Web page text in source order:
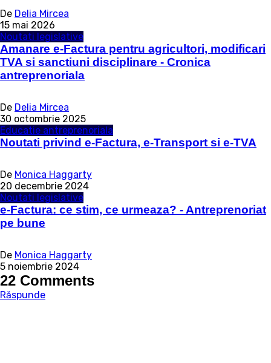
De Delia Mircea
15 mai 2026
Noutati legislative
Amanare e-Factura pentru agricultori, modificari
TVA si sanctiuni disciplinare - Cronica
antreprenoriala
De Delia Mircea
30 octombrie 2025
Educatie antreprenoriala
Noutati privind e-Factura, e-Transport si e-TVA
De Monica Haggarty
20 decembrie 2024
Noutati legislative
e-Factura: ce stim, ce urmeaza? - Antreprenoriat
pe bune
De Monica Haggarty
5 noiembrie 2024
22 Comments
Răspunde